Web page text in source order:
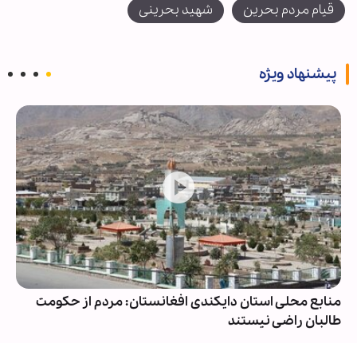
قیام مردم بحرین شهید بحرینی
پیشنهاد ویژه
منابع محلی استان دایکندی افغانستان: مردم از حکومت
طالبان راضی نیستند